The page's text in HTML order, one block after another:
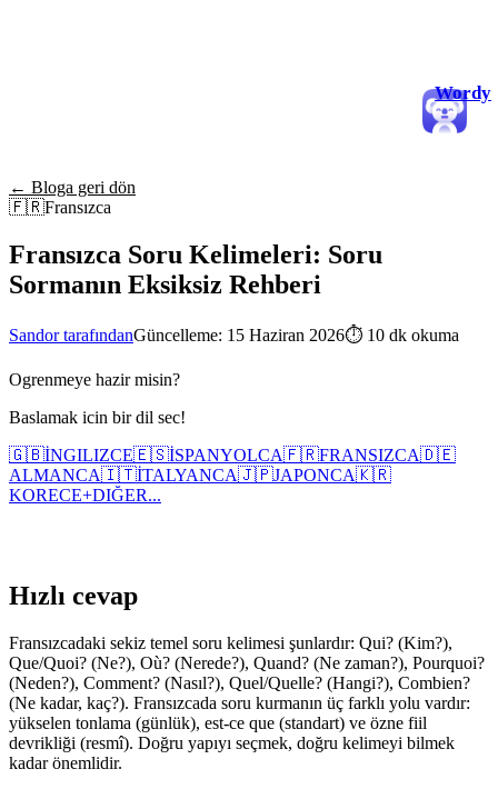
Wordy
← Bloga geri dön
🇫🇷Fransızca
Fransızca Soru Kelimeleri: Soru
Sormanın Eksiksiz Rehberi
Sandor tarafındanGüncelleme: 15 Haziran 2026⏱ 10 dk okuma
Ogrenmeye hazir misin?
Baslamak icin bir dil sec!
🇬🇧İNGILIZCE🇪🇸İSPANYOLCA🇫🇷FRANSIZCA🇩🇪
ALMANCA🇮🇹İTALYANCA🇯🇵JAPONCA🇰🇷
KORECE+DIĞER...
Hızlı cevap
Fransızcadaki sekiz temel soru kelimesi şunlardır: Qui? (Kim?),
Que/Quoi? (Ne?), Où? (Nerede?), Quand? (Ne zaman?), Pourquoi?
(Neden?), Comment? (Nasıl?), Quel/Quelle? (Hangi?), Combien?
(Ne kadar, kaç?). Fransızcada soru kurmanın üç farklı yolu vardır:
yükselen tonlama (günlük), est-ce que (standart) ve özne fiil
devrikliği (resmî). Doğru yapıyı seçmek, doğru kelimeyi bilmek
kadar önemlidir.